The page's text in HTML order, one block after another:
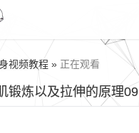
视频教程 » 正在观看
锻炼以及拉伸的原理09